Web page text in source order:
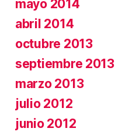
mayo 2014
abril 2014
octubre 2013
septiembre 2013
marzo 2013
julio 2012
junio 2012